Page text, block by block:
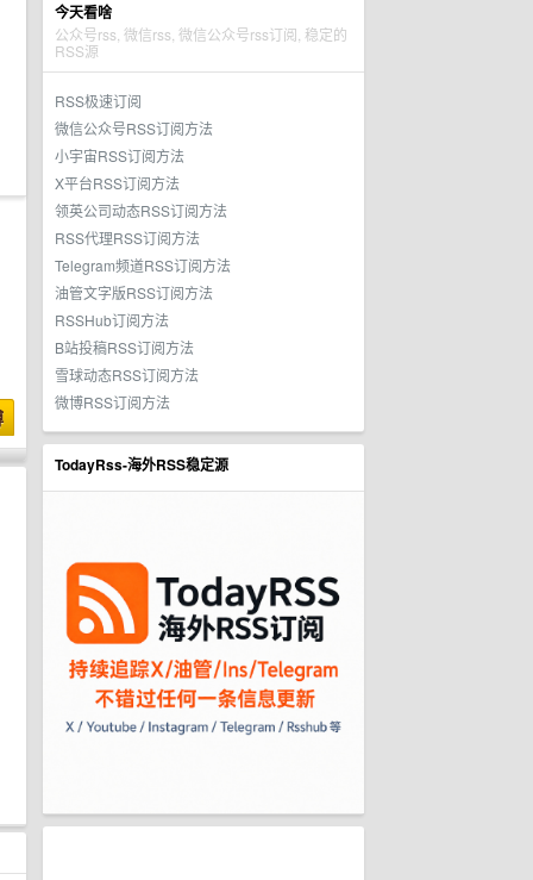
今天看啥
公众号rss, 微信rss, 微信公众号rss订阅, 稳定的
RSS源
RSS极速订阅
微信公众号RSS订阅方法
小宇宙RSS订阅方法
X平台RSS订阅方法
领英公司动态RSS订阅方法
RSS代理RSS订阅方法
Telegram频道RSS订阅方法
油管文字版RSS订阅方法
RSSHub订阅方法
B站投稿RSS订阅方法
雪球动态RSS订阅方法
微博RSS订阅方法
TodayRss-海外RSS稳定源